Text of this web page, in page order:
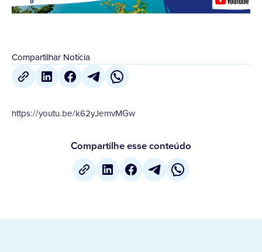
Compartilhar Notícia
https://youtu.be/k62yJemvMGw
Compartilhe esse conteúdo